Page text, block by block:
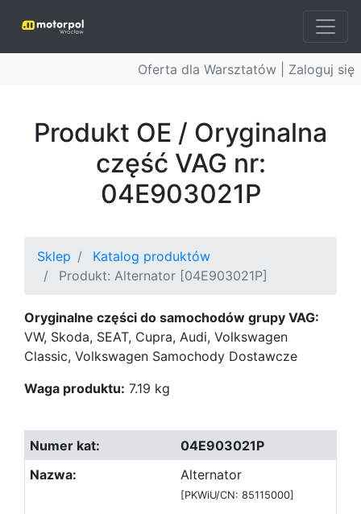
Oferta dla Warsztatów | Zaloguj się
Produkt OE / Oryginalna
część VAG nr:
04E903021P
Sklep
Katalog produktów
Produkt: Alternator [04E903021P]
Oryginalne części do samochodów grupy VAG:
VW, Skoda, SEAT, Cupra, Audi, Volkswagen
Classic, Volkswagen Samochody Dostawcze
Waga produktu: 7.19 kg
04E903021P
Alternator
[PKWiU/CN: 85115000]